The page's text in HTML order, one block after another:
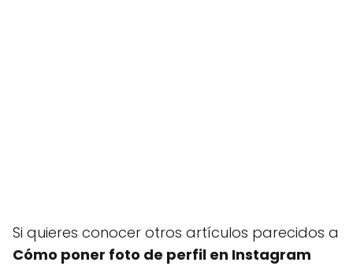
Si quieres conocer otros artículos parecidos a
Cómo poner foto de perfil en Instagram